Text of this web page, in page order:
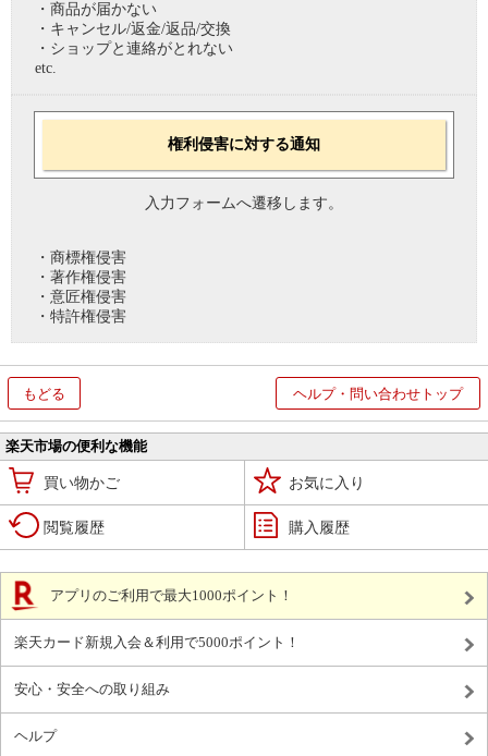
・商品が届かない
・キャンセル/返金/返品/交換
・ショップと連絡がとれない
etc.
権利侵害に対する通知
入力フォームへ遷移します。
・商標権侵害
・著作権侵害
・意匠権侵害
・特許権侵害
もどる ヘルプ・問い合わせトップ
楽天市場の便利な機能
買い物かご お気に入り
閲覧履歴 購入履歴
アプリのご利用で最大1000ポイント！
楽天カード新規入会＆利用で5000ポイント！
安心・安全への取り組み
ヘルプ